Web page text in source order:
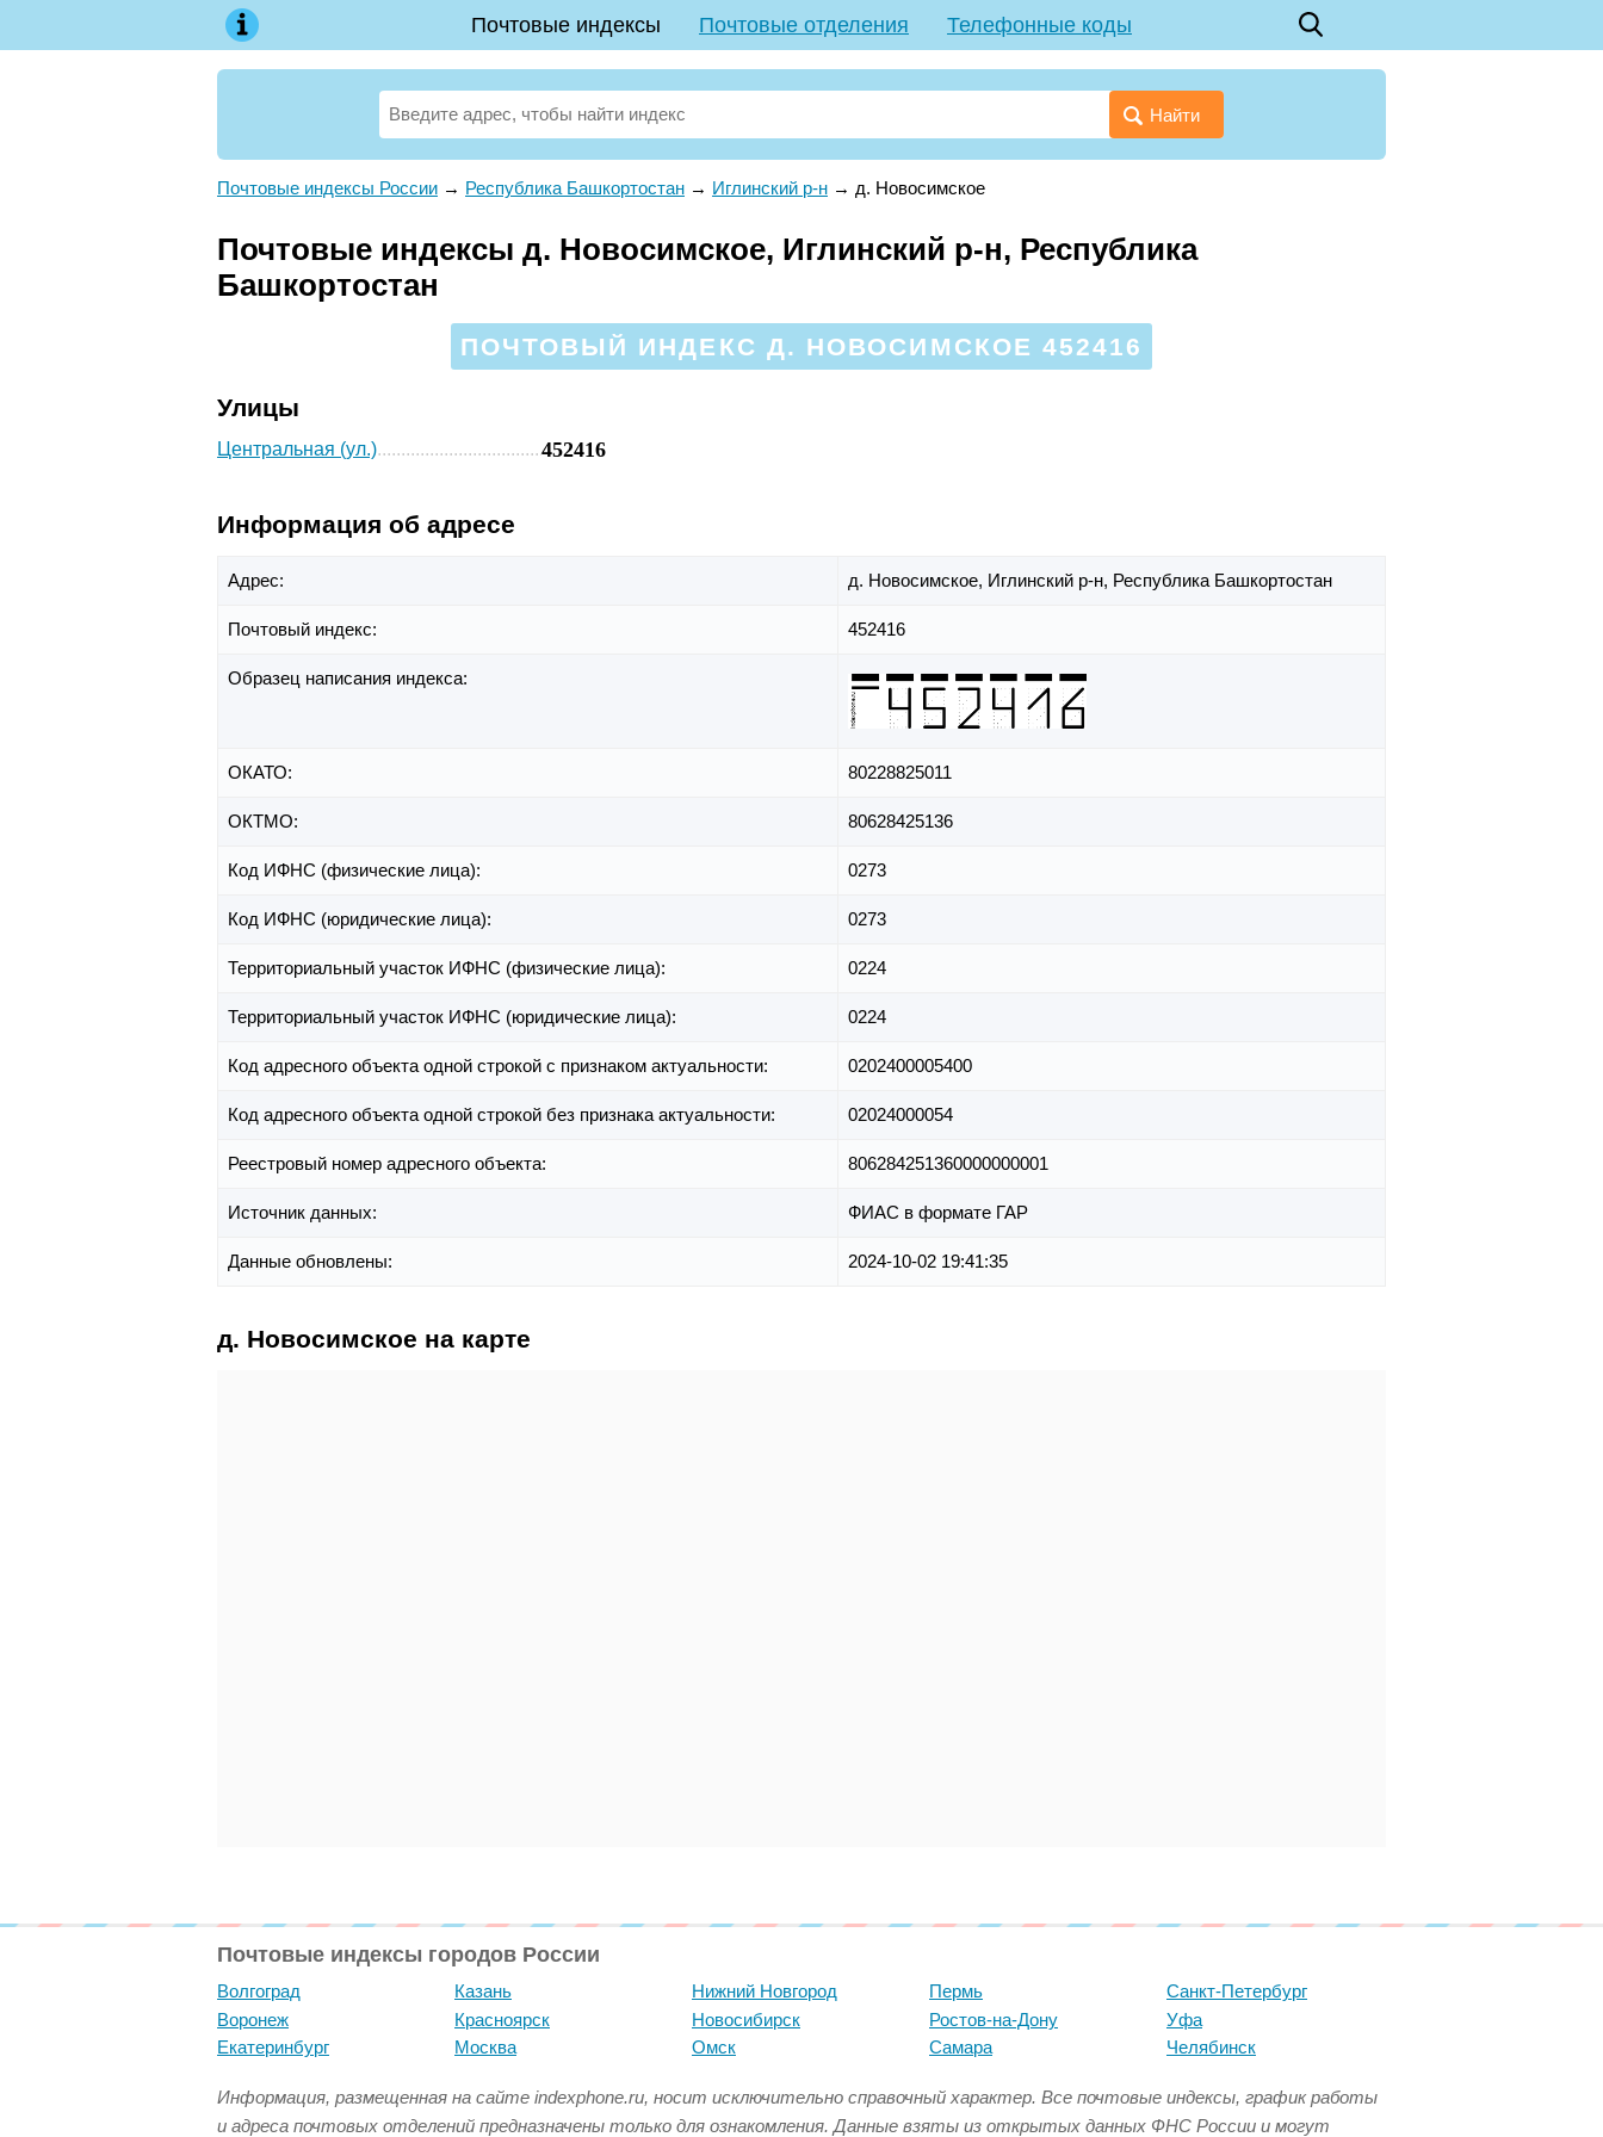
Почтовые индексы Почтовые отделения Телефонные коды
Найти
Почтовые индексы России → Республика Башкортостан → Иглинский р-н → д. Новосимское
Почтовые индексы д. Новосимское, Иглинский р-н, Республика
Башкортостан
ПОЧТОВЫЙ ИНДЕКС Д. НОВОСИМСКОЕ 452416
Улицы
Центральная (ул.) 452416
Информация об адресе
Адрес: д. Новосимское, Иглинский р-н, Республика Башкортостан
Почтовый индекс: 452416
Образец написания индекса:
ОКАТО: 80228825011
ОКТМО: 80628425136
Код ИФНС (физические лица): 0273
Код ИФНС (юридические лица): 0273
Территориальный участок ИФНС (физические лица): 0224
Территориальный участок ИФНС (юридические лица): 0224
Код адресного объекта одной строкой с признаком актуальности: 0202400005400
Код адресного объекта одной строкой без признака актуальности: 02024000054
Реестровый номер адресного объекта: 806284251360000000001
Источник данных: ФИАС в формате ГАР
Данные обновлены: 2024-10-02 19:41:35
д. Новосимское на карте
Почтовые индексы городов России
Волгоград
Воронеж
Екатеринбург
Казань
Красноярск
Москва
Нижний Новгород
Новосибирск
Омск
Пермь
Ростов-на-Дону
Самара
Санкт-Петербург
Уфа
Челябинск
Информация, размещенная на сайте indexphone.ru, носит исключительно справочный характер. Все почтовые индексы, график работы
и адреса почтовых отделений предназначены только для ознакомления. Данные взяты из открытых данных ФНС России и могут